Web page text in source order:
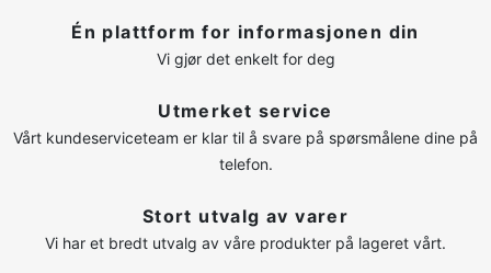
Én plattform for informasjonen din
Vi gjør det enkelt for deg
Utmerket service
Vårt kundeserviceteam er klar til å svare på spørsmålene dine på
telefon.
Stort utvalg av varer
Vi har et bredt utvalg av våre produkter på lageret vårt.